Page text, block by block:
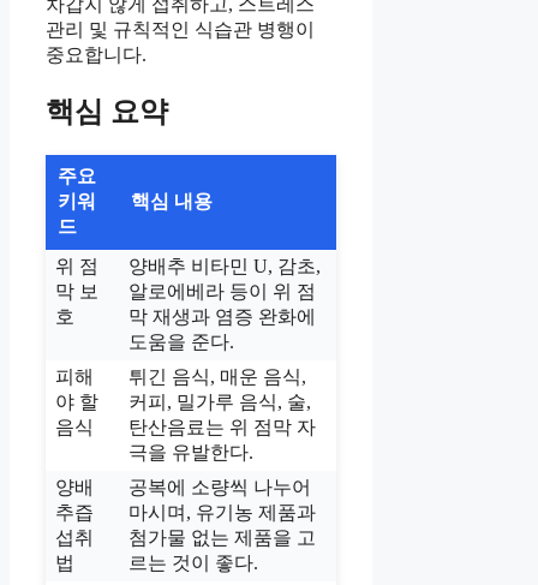
관리 및 규칙적인 식습관 병행이
중요합니다.
핵심 요약
주요
키워
드
핵심 내용
위 점
막 보
호
양배추 비타민 U, 감초,
알로에베라 등이 위 점
막 재생과 염증 완화에
도움을 준다.
피해
야 할
음식
튀긴 음식, 매운 음식,
커피, 밀가루 음식, 술,
탄산음료는 위 점막 자
극을 유발한다.
양배
추즙
섭취
법
공복에 소량씩 나누어
마시며, 유기농 제품과
첨가물 없는 제품을 고
르는 것이 좋다.